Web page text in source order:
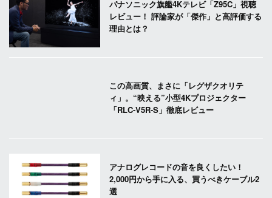
パナソニック旗艦4Kテレビ「Z95C」視聴
レビュー！ 評論家が「傑作」と高評価する
理由とは？
この高画質、まさに「レグザクオリテ
ィ」。“映える”小型4Kプロジェクター
「RLC-V5R-S」徹底レビュー
アナログレコードの音を良くしたい！
2,000円から手に入る、買うべきケーブル2
選